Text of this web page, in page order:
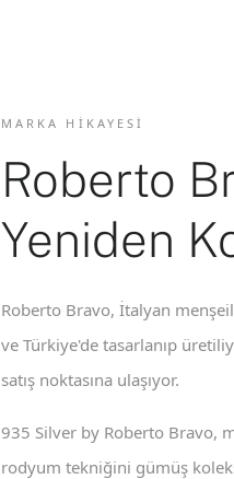
MARKA HIKAYESI
Roberto
Yeniden
Roberto Bravo, İtalyan
ve Türkiye'de tasarlanıp
satış noktasına ulaşıyor.
935 Silver by Roberto Bravo,
rodyum tekniğini gümüş